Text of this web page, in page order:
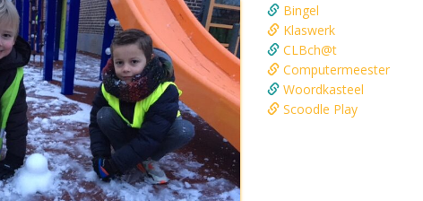
Bingel
Klaswerk
CLBch@t
Computermeester
Woordkasteel
Scoodle Play